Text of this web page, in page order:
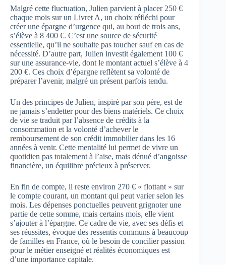
Malgré cette fluctuation, Julien parvient à placer 250 €
chaque mois sur un Livret A, un choix réfléchi pour
créer une épargne d’urgence qui, au bout de trois ans,
s’élève à 8 400 €. C’est une source de sécurité
essentielle, qu’il ne souhaite pas toucher sauf en cas de
nécessité. D’autre part, Julien investit également 100 €
sur une assurance-vie, dont le montant actuel s’élève à 4
200 €. Ces choix d’épargne reflètent sa volonté de
préparer l’avenir, malgré un présent parfois tendu.
Un des principes de Julien, inspiré par son père, est de
ne jamais s’endetter pour des biens matériels. Ce choix
de vie se traduit par l’absence de crédits à la
consommation et la volonté d’achever le
remboursement de son crédit immobilier dans les 16
années à venir. Cette mentalité lui permet de vivre un
quotidien pas totalement à l’aise, mais dénué d’angoisse
financière, un équilibre précieux à préserver.
En fin de compte, il reste environ 270 € « flottant » sur
le compte courant, un montant qui peut varier selon les
mois. Les dépenses ponctuelles peuvent grignoter une
partie de cette somme, mais certains mois, elle vient
s’ajouter à l’épargne. Ce cadre de vie, avec ses défis et
ses réussites, évoque des ressentis communs à beaucoup
de familles en France, où le besoin de concilier passion
pour le métier enseigné et réalités économiques est
d’une importance capitale.